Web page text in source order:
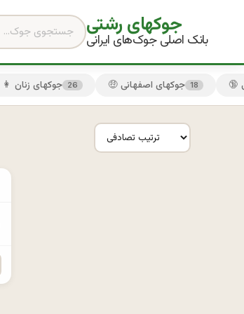
جوکهای رشتی
بانک اصلی جوک‌های ایرانی
👩 جوکهای زنان 26 🤑 جوکهای اصفهانی 18